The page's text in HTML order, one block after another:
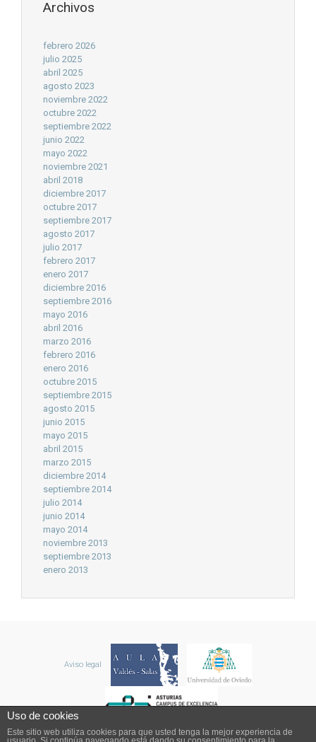
Archivos
febrero 2026
julio 2025
abril 2025
agosto 2023
noviembre 2022
octubre 2022
septiembre 2022
junio 2022
mayo 2022
noviembre 2021
abril 2018
diciembre 2017
octubre 2017
septiembre 2017
agosto 2017
julio 2017
febrero 2017
enero 2017
diciembre 2016
septiembre 2016
mayo 2016
abril 2016
marzo 2016
febrero 2016
enero 2016
octubre 2015
septiembre 2015
agosto 2015
junio 2015
mayo 2015
abril 2015
marzo 2015
diciembre 2014
septiembre 2014
julio 2014
junio 2014
mayo 2014
noviembre 2013
septiembre 2013
enero 2013
Aviso legal
Uso de cookies
Este sitio web utiliza cookies para que usted tenga la mejor experiencia de